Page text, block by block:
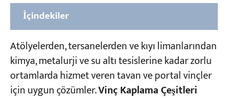
İçindekiler
Başlıca Kaplama Malzeme Türleri
Alkid Kaplama
Atölyelerden, tersanelerden ve kıyı limanlarından
kimya, metalurji ve su altı tesislerine kadar zorlu
ortamlarda hizmet veren tavan ve portal vinçler
için uygun çözümler.Vinç Kaplama Çeşitleri